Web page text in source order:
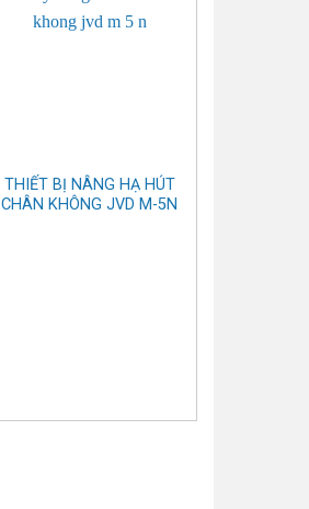
THIẾT BỊ NÂNG HẠ HÚT
CHÂN KHÔNG JVD M-5N